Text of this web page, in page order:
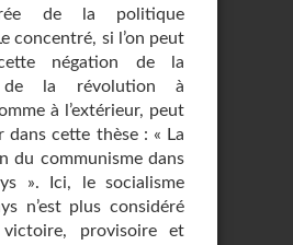
de la politique
concentré, si l’on peut
négation de la
de la révolution à
à l’extérieur, peut
dans cette thèse : « La
du communisme dans
». Ici, le socialisme
n’est plus considéré
provisoire et